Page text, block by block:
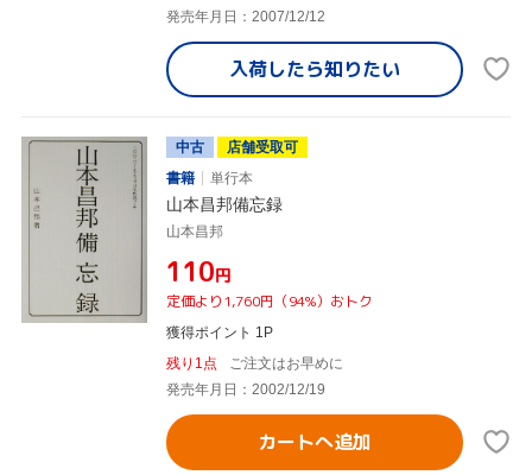
発売年月日：2007/12/12
入荷したら知りたい
中古
店舗受取可
書籍
単行本
山本昌邦備忘録
山本昌邦
¥110円
定価より1,760円（94%）おトク
獲得ポイント 1P
残り1点
ご注文はお早めに
発売年月日：2002/12/19
カートへ追加